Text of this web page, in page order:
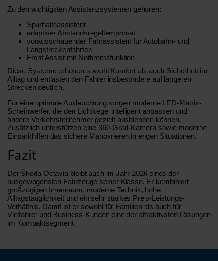
Zu den wichtigsten Assistenzsystemen gehören:
Spurhalteassistent
adaptiver Abstandsregeltempomat
vorausschauender Fahrassistent für Autobahn- und
Langstreckenfahrten
Front Assist mit Notbremsfunktion
Diese Systeme erhöhen sowohl Komfort als auch Sicherheit im
Alltag und entlasten den Fahrer insbesondere auf längeren
Strecken deutlich.
Für eine optimale Ausleuchtung sorgen moderne LED-Matrix-
Scheinwerfer, die den Lichtkegel intelligent anpassen und
andere Verkehrsteilnehmer gezielt ausblenden können.
Zusätzlich unterstützen eine 360-Grad-Kamera sowie moderne
Einparkhilfen das sichere Manövrieren in engen Situationen.
Fazit
Der Škoda Octavia bleibt auch im Jahr 2026 eines der
ausgewogensten Fahrzeuge seiner Klasse. Er kombiniert
großzügigen Innenraum, moderne Technik, hohe
Alltagstauglichkeit und ein sehr starkes Preis-Leistungs-
Verhältnis. Damit ist er sowohl für Familien als auch für
Vielfahrer und Business-Kunden eine der attraktivsten Lösungen
im Kompaktsegment.